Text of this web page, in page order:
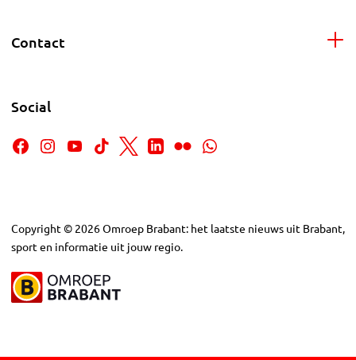
Contact
Social
Copyright © 2026Omroep Brabant: het laatste nieuws uit Brabant,
sport en informatie uit jouw regio.